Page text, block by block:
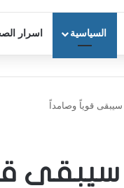
السياسية اسرار
سيبقى قوياً وصامداً
سيبقى